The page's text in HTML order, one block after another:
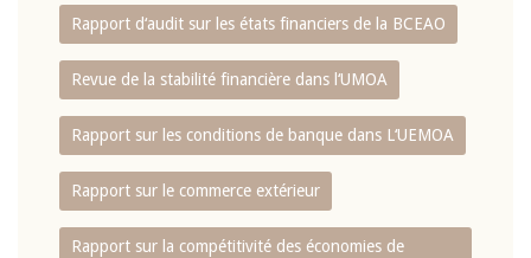
Rapport d‘audit sur les états financiers de la BCEAO
Revue de la stabilité financière dans l‘UMOA
Rapport sur les conditions de banque dans L‘UEMOA
Rapport sur le commerce extérieur
Rapport sur la compétitivité des économies de